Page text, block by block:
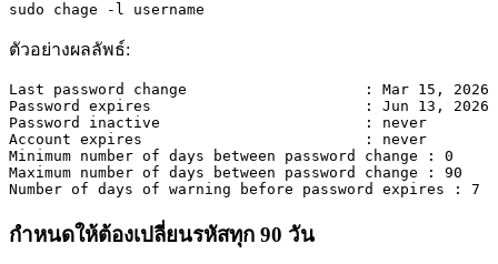
sudo chage -l username
ตัวอย่างผลลัพธ์:
Last password change                    : Mar 15, 2026
Password expires                        : Jun 13, 2026
Password inactive                       : never
Account expires                         : never
Minimum number of days between password change : 0
Maximum number of days between password change : 90
Number of days of warning before password expires : 7
กำหนดให้ต้องเปลี่ยนรหัสทุก 90 วัน